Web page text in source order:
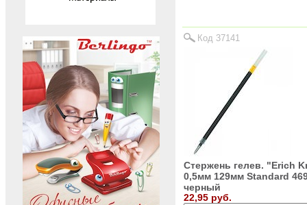
Код 37141
Стержень гелев. "Erich
0,5мм 129мм Standard
черный
22,95 руб.